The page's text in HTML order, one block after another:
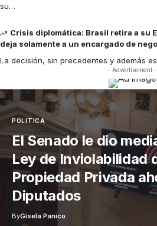
su…
Crisis diplomática: Brasil retira a su
deja solamente a un encargado de
La decisión, sin precedentes y además
- Advertisement -
POLITICA
El Senado le dio
Ley de Inviolabilidad
Propiedad Privada
Diputados
ByGisela Panico